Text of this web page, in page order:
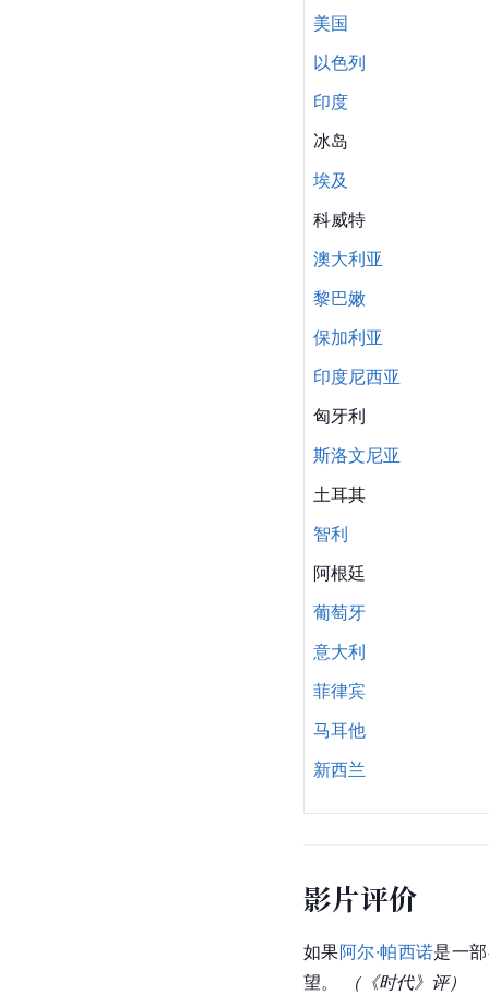
美国
以色列
印度
冰岛
埃及
科威特
澳大利亚
黎巴嫩
保加利亚
印度尼西亚
匈牙利
斯洛文尼亚
土耳其
智利
阿根廷
葡萄牙
意大利
菲律宾
马耳他
新西兰
影片评价
如果阿尔·帕西诺是一
望。
（《时代》评）